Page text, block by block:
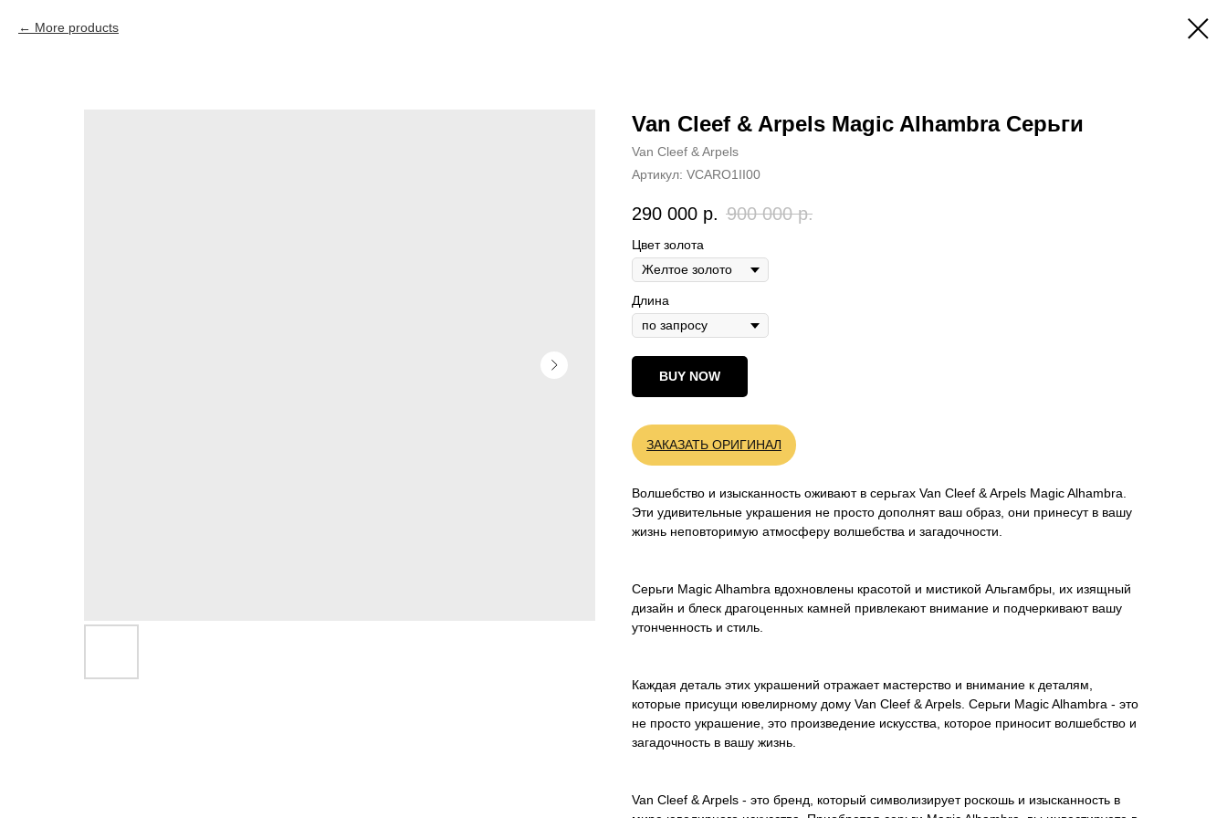
More products
Van Cleef & Arpels Magic Alhambra Серьги
Van Cleef & Arpels
Артикул: VCARO1II00
290 000 р. 900 000 р.
Цвет золота
Длина
BUY NOW
ЗАКАЗАТЬ ОРИГИНАЛ
Волшебство и изысканность оживают в серьгах Van Cleef & Arpels Magic Alhambra.
Эти удивительные украшения не просто дополнят ваш образ, они принесут в вашу
жизнь неповторимую атмосферу волшебства и загадочности.
Серьги Magic Alhambra вдохновлены красотой и мистикой Альгамбры, их изящный
дизайн и блеск драгоценных камней привлекают внимание и подчеркивают вашу
утонченность и стиль.
Каждая деталь этих украшений отражает мастерство и внимание к деталям,
которые присущи ювелирному дому Van Cleef & Arpels. Серьги Magic Alhambra - это
не просто украшение, это произведение искусства, которое приносит волшебство и
загадочность в вашу жизнь.
Van Cleef & Arpels - это бренд, который символизирует роскошь и изысканность в